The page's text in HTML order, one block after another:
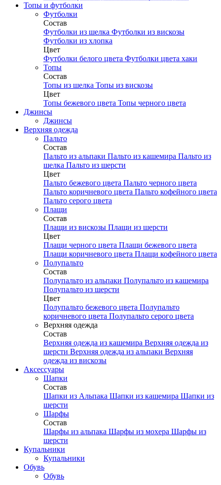
Топы и футболки
Футболки
Состав
Футболки из шелка Футболки из вискозы
Футболки из хлопка
Цвет
Футболки белого цвета Футболки цвета хаки
Топы
Состав
Топы из шелка Топы из вискозы
Цвет
Топы бежевого цвета Топы черного цвета
Джинсы
Джинсы
Верхняя одежда
Пальто
Состав
Пальто из альпаки Пальто из кашемира Пальто из
шелка Пальто из шерсти
Цвет
Пальто бежевого цвета Пальто черного цвета
Пальто коричневого цвета Пальто кофейного цвета
Пальто серого цвета
Плащи
Состав
Плащи из вискозы Плащи из шерсти
Цвет
Плащи черного цвета Плащи бежевого цвета
Плащи коричневого цвета Плащи кофейного цвета
Полупальто
Состав
Полупальто из альпаки Полупальто из кашемира
Полупальто из шерсти
Цвет
Полупальто бежевого цвета Полупальто
коричневого цвета Полупальто серого цвета
Верхняя одежда
Состав
Верхняя одежда из кашемира Верхняя одежда из
шерсти Верхняя одежда из альпаки Верхняя
одежда из вискозы
Аксесcуары
Шапки
Состав
Шапки из Альпака Шапки из кашемира Шапки из
шерсти
Шарфы
Состав
Шарфы из альпака Шарфы из мохера Шарфы из
шерсти
Купальники
Купальники
Обувь
Обувь